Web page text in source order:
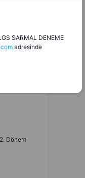
Dönem
SARMAL DENEME
adresinde